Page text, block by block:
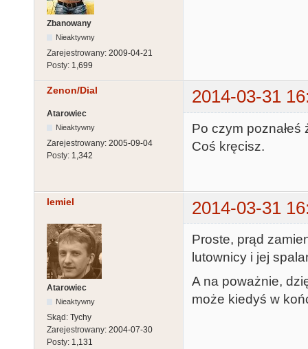
Zbanowany
Nieaktywny
Zarejestrowany: 2009-04-21
Posty: 1,699
Zenon/Dial 2014-03-31
Atarowiec
Nieaktywny
Zarejestrowany: 2005-09-04
Posty: 1,342
Po czym poznałeś
Coś kręcisz.
lemiel 2014-03-31
Atarowiec
Nieaktywny
Skąd: Tychy
Zarejestrowany: 2004-07-30
Posty: 1,131
Proste, prąd
lutownicy i jej
A na poważnie,
może kiedyś w